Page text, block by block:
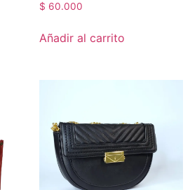
$ 60.000
Añadir al carrito